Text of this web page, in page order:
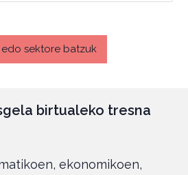
sektore batzuk
birtualeko tresna
ekonomikoen,